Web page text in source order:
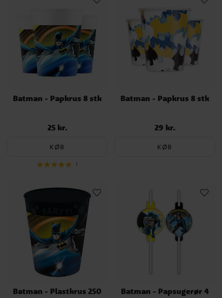
Batman - Papkrus 8 stk
Pris: 25 kr.
25 kr.
KØB
1
Batman - Papkrus 8 stk
Pris: 29 kr.
29 kr.
KØB
Batman - Plastkrus 250
Batman - Papsugerør 4